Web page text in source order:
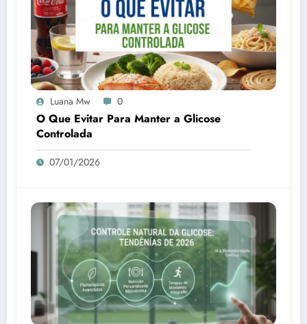
Luana Mw 0
O Que Evitar Para Manter a Glicose
Controlada
07/01/2026